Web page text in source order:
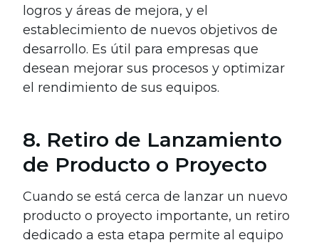
logros y áreas de mejora, y el
establecimiento de nuevos objetivos de
desarrollo. Es útil para empresas que
desean mejorar sus procesos y optimizar
el rendimiento de sus equipos.
8. Retiro de Lanzamiento
de Producto o Proyecto
Cuando se está cerca de lanzar un nuevo
producto o proyecto importante, un retiro
dedicado a esta etapa permite al equipo